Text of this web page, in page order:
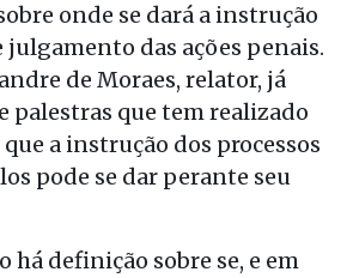
onde se dará a instrução
julgamento das ações penais.
de Moraes, relator, já
palestras que tem realizado
a instrução dos processos
pode se dar perante seu
há definição sobre se, e em